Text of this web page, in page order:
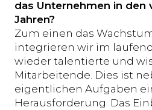
das Unternehmen in den
Jahren?
Zum einen das
integrieren wir im
wieder talentierte und
Mitarbeitende. Dies ist
eigentlichen Aufgaben
Herausforderung. Das